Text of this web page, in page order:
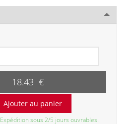
18.43 €
Expédition sous 2/5 jours ouvrables.